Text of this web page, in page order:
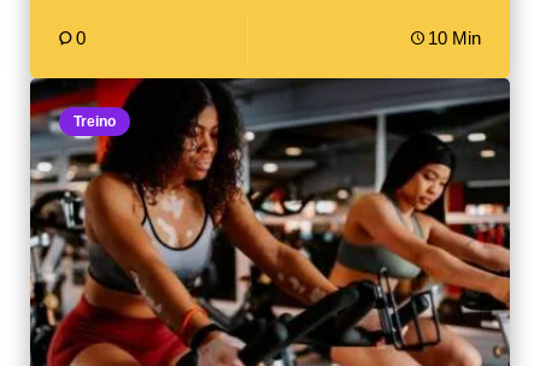
0 10 Min
Treino